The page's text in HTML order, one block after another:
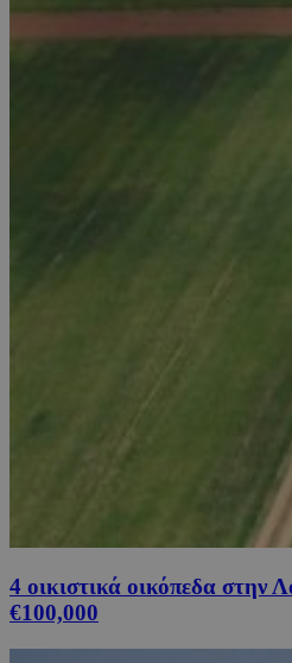
4 οικιστικά οικόπεδα στην
€100,000